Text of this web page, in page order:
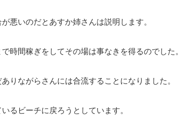
悪いのだとあすか姉さんは説明します。
時間稼ぎをしてその場は事なきを得るのでした。
りながらさんには合流することになりました。
るビーチに戻ろうとしています。